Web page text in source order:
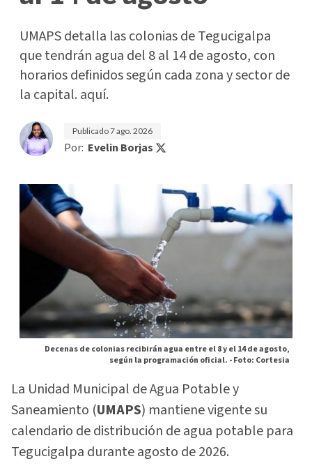
UMAPS detalla las colonias de Tegucigalpa
que tendrán agua del 8 al 14 de agosto, con
horarios definidos según cada zona y sector de
la capital. aquí.
Publicado7 ago. 2026
Por: Evelin Borjas
Decenas de colonias recibirán agua entre el 8 y el 14 de agosto,
según la programación oficial. -Foto: Cortesia
La Unidad Municipal de Agua Potable y
Saneamiento (UMAPS) mantiene vigente su
calendario de distribución de agua potable para
Tegucigalpa durante agosto de 2026.